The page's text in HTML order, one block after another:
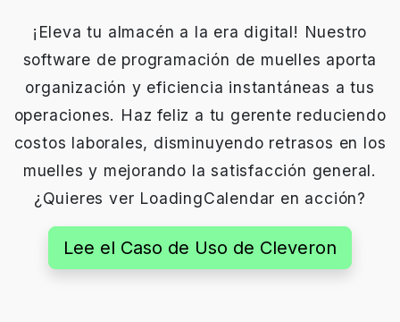
¡Eleva tu almacén a la era digital! Nuestro
software de programación de muelles aporta
organización y eficiencia instantáneas a tus
operaciones. Haz feliz a tu gerente reduciendo
costos laborales, disminuyendo retrasos en los
muelles y mejorando la satisfacción general.
¿Quieres ver LoadingCalendar en acción?
Lee el Caso de Uso de Cleveron